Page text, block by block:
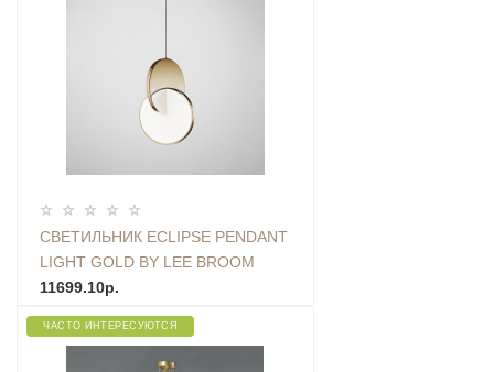
СВЕТИЛЬНИК ECLIPSE PENDANT
LIGHT GOLD BY LEE BROОM
11699.10р.
ЧАСТО ИНТЕРЕСУЮТСЯ